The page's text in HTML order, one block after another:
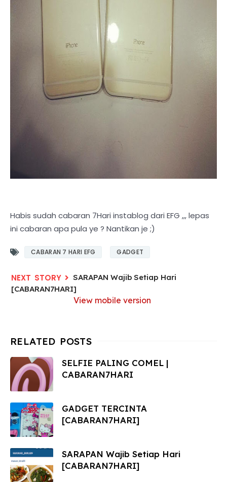
Habis sudah cabaran 7Hari instablog dari EFG ,,, lepas
ini cabaran apa pula ye ? Nantikan je ;)
CABARAN 7 HARI EFG GADGET
SARAPAN Wajib Setiap Hari
[CABARAN7HARI]
View mobile version
SELFIE PALING COMEL |
CABARAN7HARI
GADGET TERCINTA
[CABARAN7HARI]
SARAPAN Wajib Setiap Hari
[CABARAN7HARI]